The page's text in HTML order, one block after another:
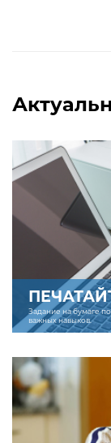
Задание на бумаге
важных навыков.